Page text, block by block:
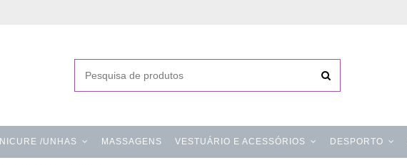
/UNHAS MASSAGENS VESTUÁRIO E ACESSÓRIOS DESPORTO